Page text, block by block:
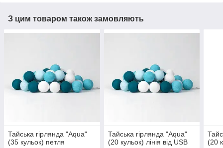
З цим товаром також замовляють
Тайська гірлянда "Aqua"
(35 кульок) петля
Тайська гірлянда "Aqua"
(20 кульок) лінія від USB
(20